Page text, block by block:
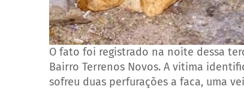
O fato foi registrado na noite dessa
Bairro Terrenos Novos. A vitima
sofreu duas perfurações a faca, uma